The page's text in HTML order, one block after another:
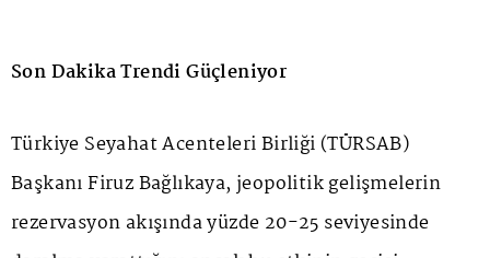
Son Dakika Trendi Güçleniyor
Türkiye Seyahat Acenteleri Birliği (TÜRSAB)
Başkanı Firuz Bağlıkaya, jeopolitik gelişmelerin
rezervasyon akışında yüzde 20-25 seviyesinde